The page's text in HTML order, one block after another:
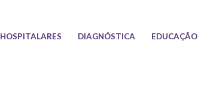
HOSPITALARES DIAGNÓSTICA EDUCAÇÃO